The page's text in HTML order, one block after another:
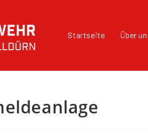
Startseite Über